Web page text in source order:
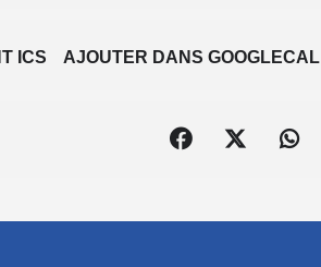
ICS AJOUTER DANS GOOGLECAL